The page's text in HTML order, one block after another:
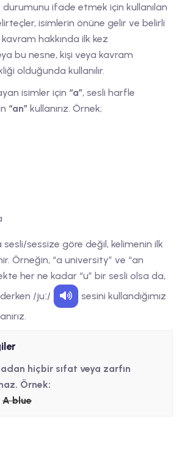
durumunu ifade etmek için kullanılan
isimlerin önüne gelir ve belirli
hakkında ilk kez
bu nesne, kişi veya kavram
olduğunda kullanılır.
isimler için “a”, sesli harfle
“an” kullanırız. Örnek;
sesli/sessize göre değil, kelimenin ilk
Örneğin, “a university” ve “an
her ne kadar “u” bir sesli olsa da,
/juː/
sesini kullandığımız
hiçbir sıfat veya zarfın
Örnek:
A blue